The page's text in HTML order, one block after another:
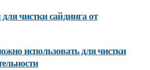
чистки сайдинга от
использовать для чистки